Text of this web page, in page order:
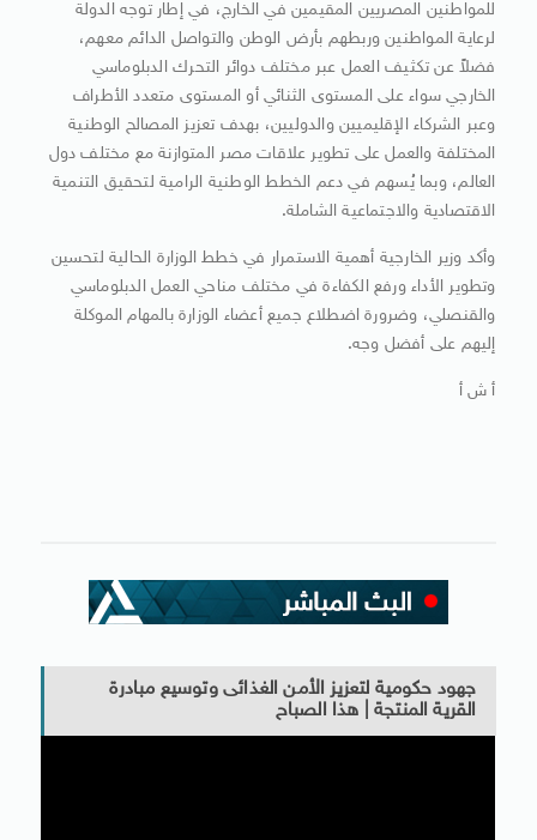
للمواطنين المصريين المقيمين في الخارج، في إطار توجه الدولة
لرعاية المواطنين وربطهم بأرض الوطن والتواصل الدائم معهم،
فضلاً عن تكثيف العمل عبر مختلف دوائر التحرك الدبلوماسي
الخارجي سواء على المستوى الثنائي أو المستوى متعدد الأطراف
وعبر الشركاء الإقليميين والدوليين، بهدف تعزيز المصالح الوطنية
المختلفة والعمل على تطوير علاقات مصر المتوازنة مع مختلف دول
العالم، وبما يُسهم في دعم الخطط الوطنية الرامية لتحقيق التنمية
الاقتصادية والاجتماعية الشاملة.
وأكد وزير الخارجية أهمية الاستمرار في خطط الوزارة الحالية لتحسين
وتطوير الأداء ورفع الكفاءة في مختلف مناحي العمل الدبلوماسي
والقنصلي، وضرورة اضطلاع جميع أعضاء الوزارة بالمهام الموكلة
إليهم على أفضل وجه.
أ ش أ
جهود حكومية لتعزيز الأمن الغذائى وتوسيع مبادرة
القرية المنتجة | هذا الصباح